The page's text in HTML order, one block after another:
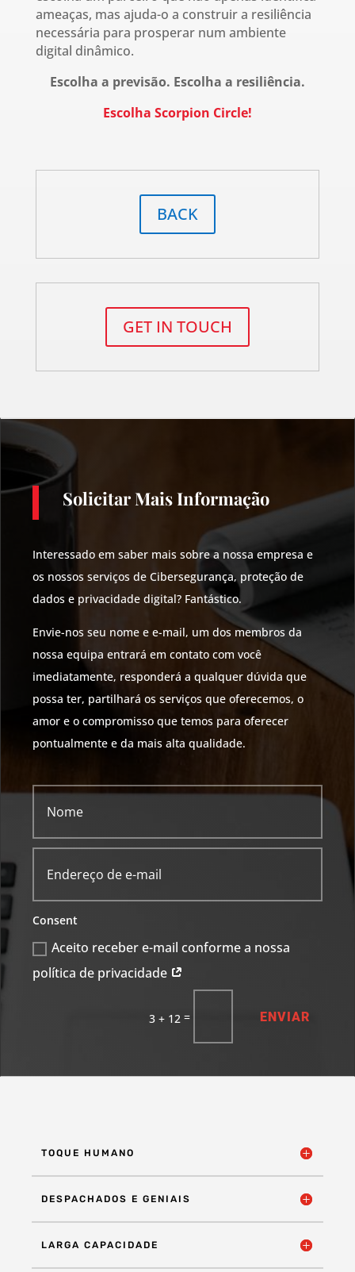
ameaças, mas ajuda-o a construir a resiliência
necessária para prosperar num ambiente
digital dinâmico.
Escolha a previsão. Escolha a resiliência.
Escolha Scorpion Circle!
BACK
GET IN TOUCH
Solicitar Mais Informação
Interessado em saber mais sobre a nossa empresa e
os nossos serviços de Cibersegurança, proteção de
dados e privacidade digital? Fantástico.
Envie-nos seu nome e e-mail, um dos membros da
nossa equipa entrará em contato com você
imediatamente, responderá a qualquer dúvida que
possa ter, partilhará os serviços que oferecemos, o
amor e o compromisso que temos para oferecer
pontualmente e da mais alta qualidade.
Consent
Aceito receber e-mail conforme a nossa
política de privacidade
3 + 12 = ENVIAR
TOQUE HUMANO
DESPACHADOS E GENIAIS
LARGA CAPACIDADE